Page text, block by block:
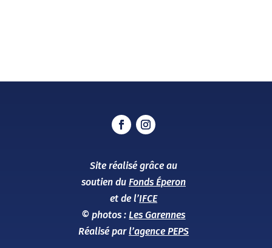
Site réalisé grâce au
soutien du Fonds Éperon
et de l’IFCE
© photos :Les Garennes
Réalisé parl’agence PEPS